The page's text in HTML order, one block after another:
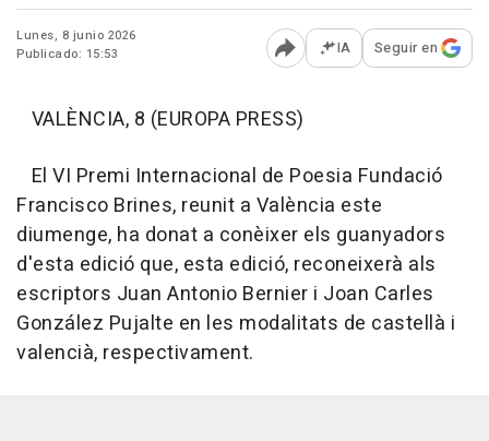
Lunes, 8 junio 2026
Publicado: 15:53
Abrir opciones para
IA Seguir en
VALÈNCIA, 8 (EUROPA PRESS)
El VI Premi Internacional de Poesia Fundació
Francisco Brines, reunit a València este
diumenge, ha donat a conèixer els guanyadors
d'esta edició que, esta edició, reconeixerà als
escriptors Juan Antonio Bernier i Joan Carles
González Pujalte en les modalitats de castellà i
valencià, respectivament.